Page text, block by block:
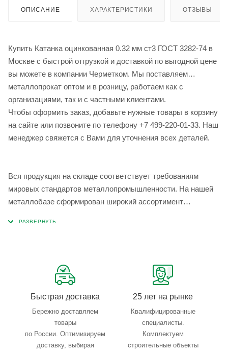
ОПИСАНИЕ ХАРАКТЕРИСТИКИ ОТЗЫВЫ
Купить Катанка оцинкованная 0.32 мм ст3 ГОСТ 3282-74 в
Москве с быстрой отгрузкой и доставкой по выгодной цене
вы можете в компании Черметком. Мы поставляем
металлопрокат оптом и в розницу, работаем как с
организациями, так и с частными клиентами.
Чтобы оформить заказ, добавьте нужные товары в корзину
на сайте или позвоните по телефону +7 499-220-01-33. Наш
менеджер свяжется с Вами для уточнения всех деталей.
Вся продукция на складе соответствует требованиям
мировых стандартов металлопромышленности. На нашей
металлобазе сформирован широкий ассортимент
Быстрая доставка
Бережно доставляем
товары
по России. Оптимизируем
доставку, выбирая
25 лет на рынке
Квалифицированные
специалисты.
Комплектуем
строительные объекты